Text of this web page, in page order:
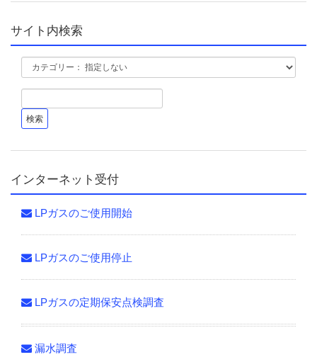
サイト内検索
インターネット受付
LPガスのご使用開始
LPガスのご使用停止
LPガスの定期保安点検調査
漏水調査